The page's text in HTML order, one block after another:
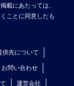
載にあたっては、
ことに同意したも
供先について
お問い合わせ
運営会社